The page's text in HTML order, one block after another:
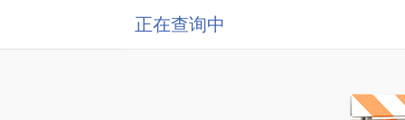
正在查询中